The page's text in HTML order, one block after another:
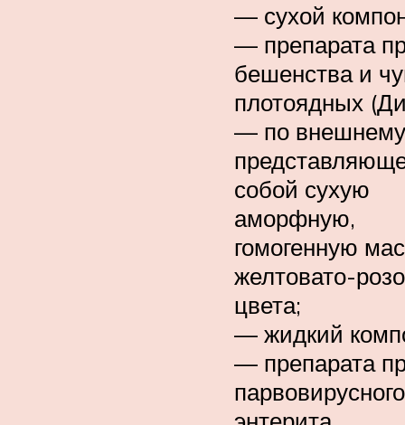
— сухой
— препарата
бешенства и
плотоядных
— по
собой сухую
аморфную,
гомогенную
желтовато-
цвета;
— жидкий
— препарата
парвовирусного